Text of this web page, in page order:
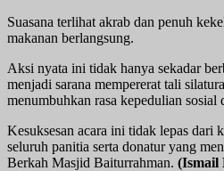
Suasana terlihat akrab dan penuh
makanan berlangsung.
Aksi nyata ini tidak hanya sekadar
menjadi sarana mempererat tali
menumbuhkan rasa kepedulian sosial
Kesuksesan acara ini tidak lepas dari
seluruh panitia serta donatur yang
Berkah Masjid Baiturrahman. (Ismail